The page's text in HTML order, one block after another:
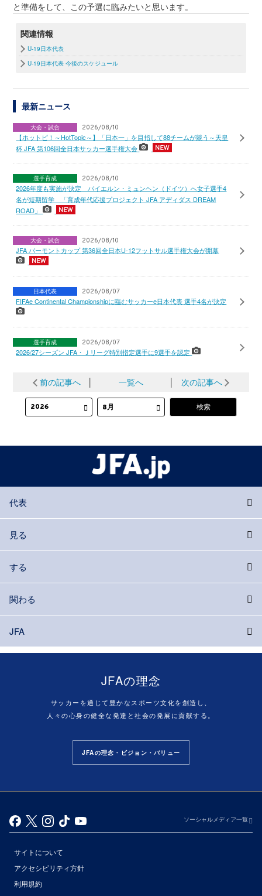
と準備をして、この予選に臨みたいと思います。
関連情報
U-19日本代表
U-19日本代表 今後のスケジュール
最新ニュース
大会・試合 2026/08/10
【ホットピ！～HotTopic～】「日本一」を目指して88チームが競う～天皇
杯 JFA 第106回全日本サッカー選手権大会
選手育成 2026/08/10
2026年度も実施が決定 バイエルン・ミュンヘン（ドイツ）へ女子選手4
名が短期留学 「育成年代応援プロジェクト JFA アディダス DREAM
ROAD」
大会・試合 2026/08/10
JFA バーモントカップ 第36回全日本U-12フットサル選手権大会が開幕
日本代表 2026/08/07
FIFAe Continental Championshipに臨むサッカーe日本代表 選手4名が決定
選手育成 2026/08/07
2026/27シーズン JFA・Ｊリーグ特別指定選手に9選手を認定
前の記事へ 一覧へ 次の記事へ
代表
見る
する
関わる
JFA
JFAの理念
サッカーを通じて豊かなスポーツ文化を創造し、
人々の心身の健全な発達と社会の発展に貢献する。
JFAの理念・ビジョン・バリュー
ソーシャルメディア一覧
サイトについて
アクセシビリティ方針
利用規約